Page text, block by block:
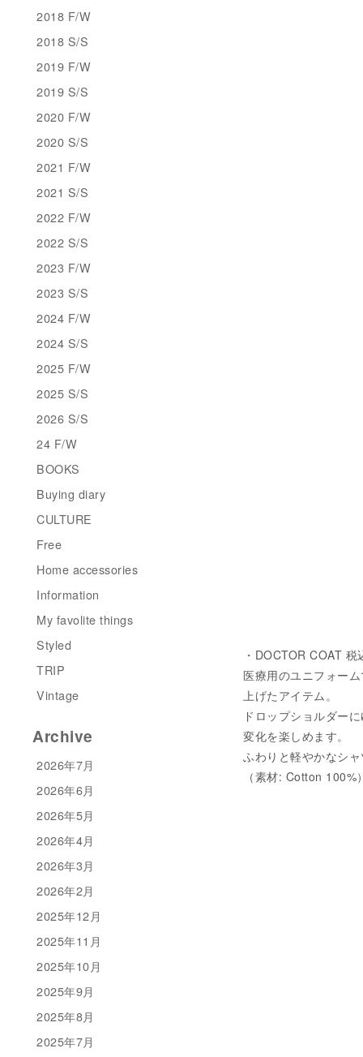
・DOCTOR COAT
医療用のユニフォー
上げたアイテム。
ドロップショルダー
変化を楽しめます。
ふわりと軽やかなシ
（素材: Cotton 100%
2018 F/W
2018 S/S
2019 F/W
2019 S/S
2020 F/W
2020 S/S
2021 F/W
2021 S/S
2022 F/W
2022 S/S
2023 F/W
2023 S/S
2024 F/W
2024 S/S
2025 F/W
2025 S/S
2026 S/S
24 F/W
BOOKS
Buying diary
CULTURE
Free
Home accessories
Information
My favolite things
Styled
TRIP
Vintage
Archive
2026年7月
2026年6月
2026年5月
2026年4月
2026年3月
2026年2月
2025年12月
2025年11月
2025年10月
2025年9月
2025年8月
2025年7月